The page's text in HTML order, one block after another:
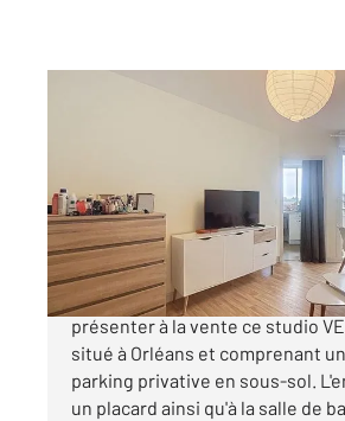
Appartement T1 à vendre
86 800 €
CENTURY 21 PREMIUM est
présenter à la vente ce studio
situé à Orléans et comprenant
parking privative en sous-sol.
un placard ainsi qu'à la salle de